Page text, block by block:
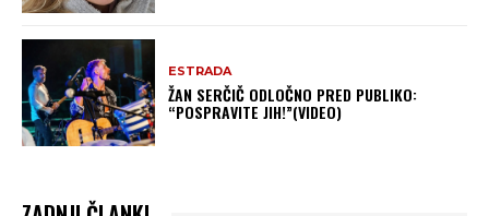
ESTRADA
ŽAN SERČIČ ODLOČNO PRED PUBLIKO:
“POSPRAVITE JIH!”(VIDEO)